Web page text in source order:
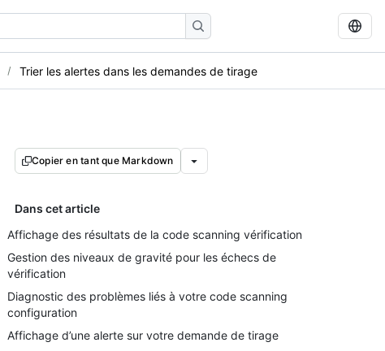
Trier les alertes dans les demandes de tirage
Copier en tant que Markdown
Dans cet article
Affichage des résultats de la code scanning vérification
Gestion des niveaux de gravité pour les échecs de
vérification
Diagnostic des problèmes liés à votre code scanning
configuration
Affichage d’une alerte sur votre demande de tirage